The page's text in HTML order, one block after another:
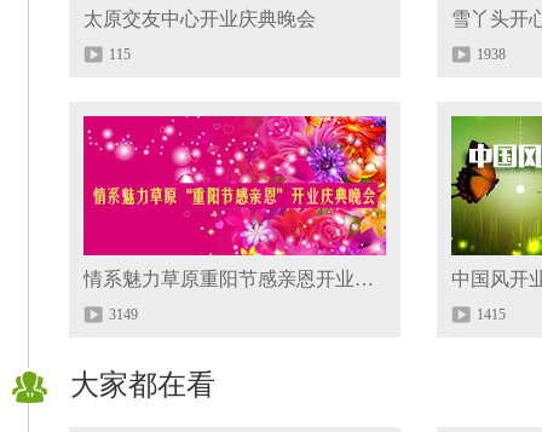
太原交友中心开业庆典晚会
115
雪丫头开
1938
情系魅力草原重阳节感亲恩开业晚会
3149
中国风开
1415
大家都在看